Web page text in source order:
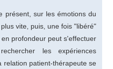
présent, sur les émotions du
vite, puis, une fois "libéré"
profondeur peut s'effectuer
les expériences
relation patient-thérapeute se